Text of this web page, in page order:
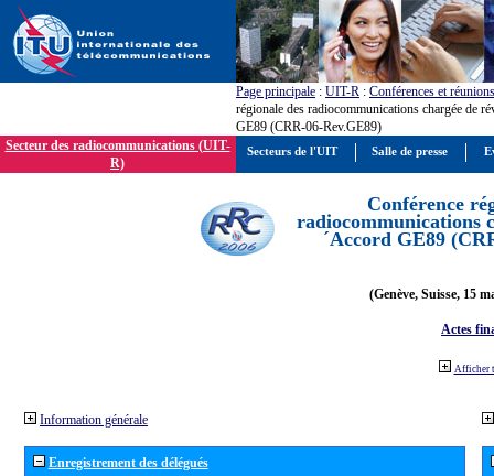
Page principale : UIT-R : Conférences et réunions
régionale des radiocommunications chargée de
GE89 (CRR-06-Rev.GE89)
Secteur des radiocommunications (UIT-
R)
Conférence
radiocommunications
´Accord GE89
(Genève, Suisse, 15
Actes
Afficher
Information générale
Enregistrement des délégués
Secteurs de l'UIT Salle de presse